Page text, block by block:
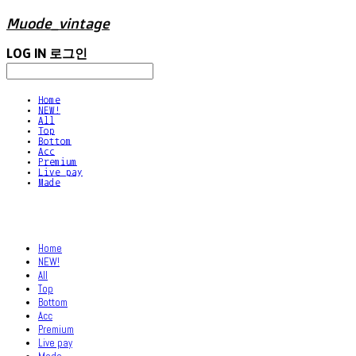
Muode_vintage
LOG IN 로그인
Home
NEW!
All
Top
Bottom
Acc
Premium
Live pay
Made
Home
NEW!
All
Top
Bottom
Acc
Premium
Live pay